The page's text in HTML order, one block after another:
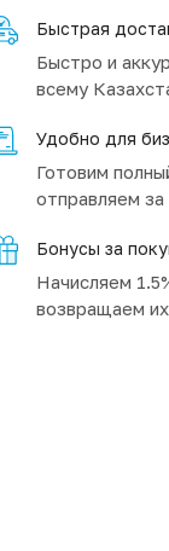
Быстрая
Быстро и
всему
Удобно для
Готовим
отправляем за
Бонусы за
Начисляем
возвращаем